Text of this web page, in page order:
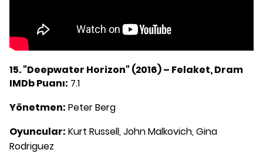
15. "Deepwater Horizon" (2016) – Felaket, Dram
IMDb Puanı: 7.1
Yönetmen: Peter Berg
Oyuncular: Kurt Russell, John Malkovich, Gina
Rodriguez